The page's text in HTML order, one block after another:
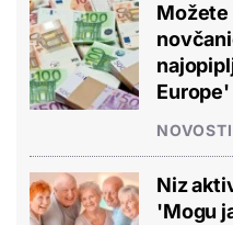
Možete
Europe'
NOVOSTI
Niz
'Mogu